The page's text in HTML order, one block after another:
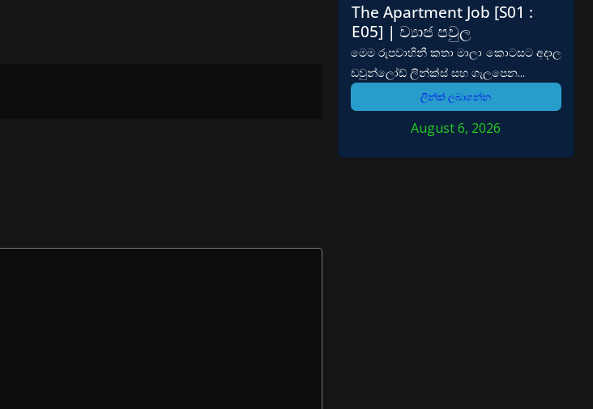
The Apartment Job [S01 :
E05] | ව්‍යාජ පවුල
මෙම රුපවාහිනී කතා මාලා කොටසට අදාල
ඩවුන්ලෝඩ් ලින්ක්ස් සහ ගැලපෙන...
ලින්ක් ලබාගන්න
August 6, 2026